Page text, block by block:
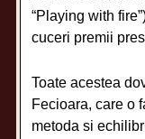
“Playing with
cuceri premii
Toate acestea
Fecioara, care o
metoda si